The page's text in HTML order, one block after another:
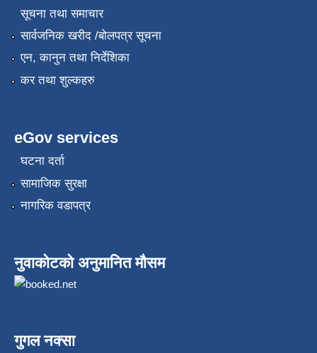
सूचना तथा समाचार
सार्वजनिक खरीद /बोलपत्र सूचना
एन, कानुन तथा निर्देशिका
कर तथा शुल्कहरु
eGov services
घटना दर्ता
सामाजिक सुरक्षा
नागरिक वडापत्र
नुवाकोटको अनुमानित मौसम
गुगल नक्सा